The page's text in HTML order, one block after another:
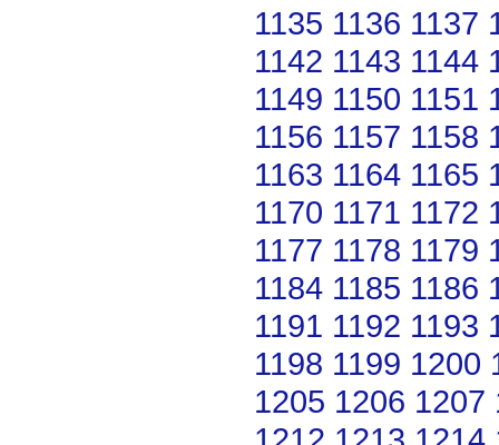
1135 1136 1137
1142 1143 1144
1149 1150 1151
1156 1157 1158
1163 1164 1165
1170 1171 1172
1177 1178 1179
1184 1185 1186
1191 1192 1193
1198 1199 1200
1205 1206 1207